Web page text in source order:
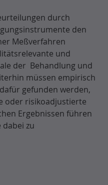
durch
den
Meßverfahren
und
der Behandlung und
müssen empirisch
gefunden werden,
oder risikoadjustierte
Ergebnissen führen
dabei zu